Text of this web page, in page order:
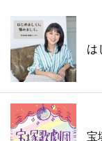
は
宝